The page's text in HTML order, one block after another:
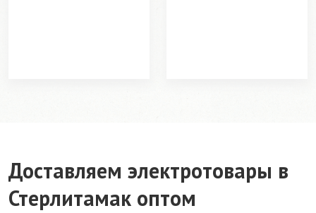
Доставляем электротовары в
Стерлитамак оптом